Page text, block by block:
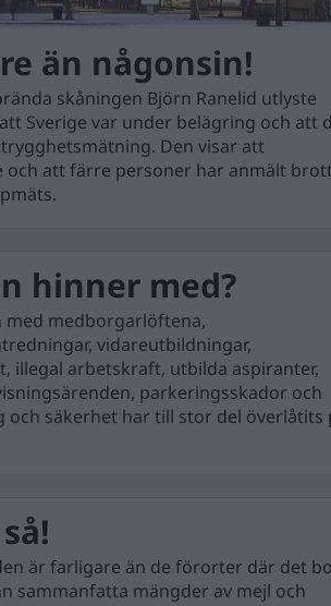
än någonsin!
skåningen Björn Ranelid utlyste
Sverige var under belägring och att
Den visar att
att färre personer har anmält
hinner med?
med medborgarlöftena,
vidareutbildningar,
illegal arbetskraft, utbilda aspiranter,
parkeringsskador och
säkerhet har till stor del överlåtits
är farligare än de förorter där det
sammanfatta mängder av mejl och